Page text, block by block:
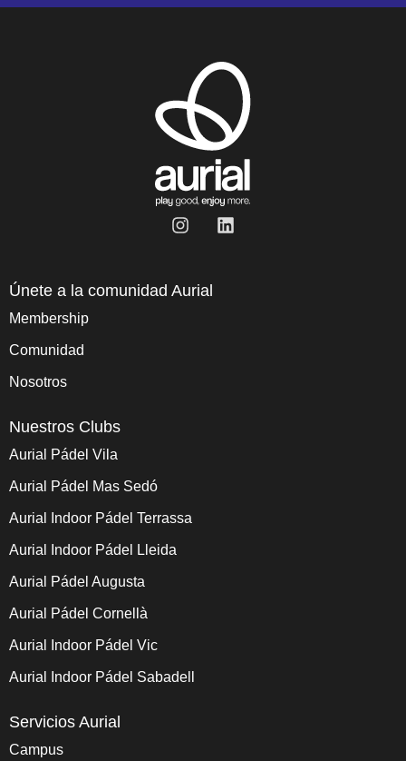
Únete a la comunidad Aurial
Membership
Comunidad
Nosotros
Nuestros Clubs
Aurial Pádel Vila
Aurial Pádel Mas Sedó
Aurial Indoor Pádel Terrassa
Aurial Indoor Pádel Lleida
Aurial Pádel Augusta
Aurial Pádel Cornellà
Aurial Indoor Pádel Vic
Aurial Indoor Pádel Sabadell
Servicios Aurial
Campus